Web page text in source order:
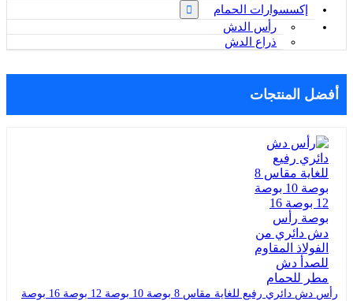
إكسسوارات الحمام
رأس الدش
ذراع الدش
أفضل المنتجات
رأس دش دائري رفيع للغاية مقاس 8 بوصة 10 بوصة 12 بوصة 16 بوصة